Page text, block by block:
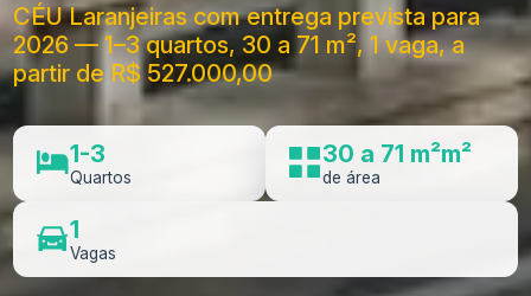
CÉU Laranjeiras com entrega prevista para
2026 — 1–3 quartos, 30 a 71 m², 1 vaga, a
partir de R$ 527.000,00
1-3
Quartos
30 a 71 m²m²
de área
1
Vagas